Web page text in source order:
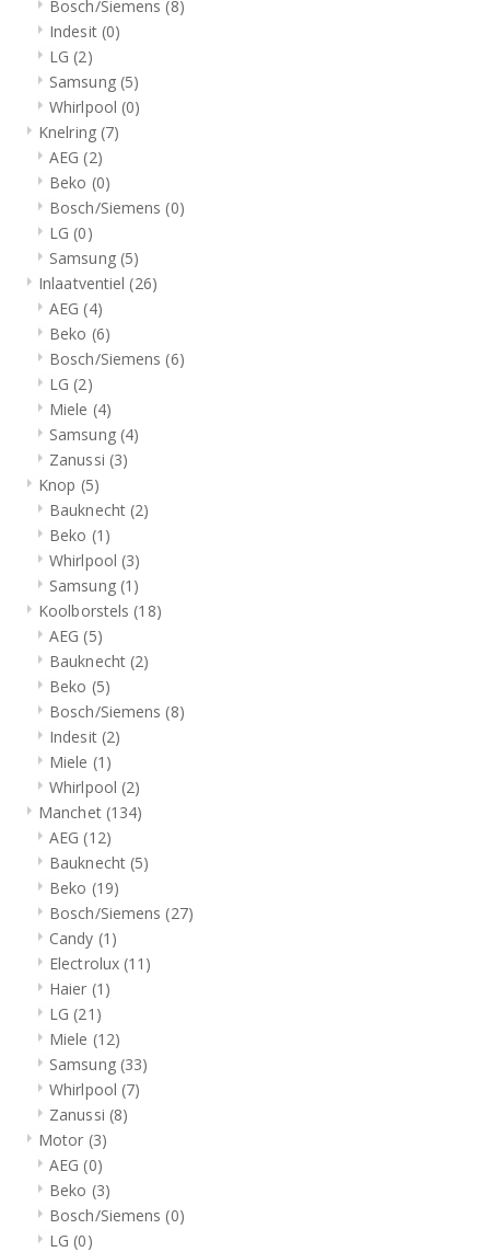
Bosch/Siemens (8)
Indesit (0)
LG (2)
Samsung (5)
Whirlpool (0)
Knelring (7)
AEG (2)
Beko (0)
Bosch/Siemens (0)
LG (0)
Samsung (5)
Inlaatventiel (26)
AEG (4)
Beko (6)
Bosch/Siemens (6)
LG (2)
Miele (4)
Samsung (4)
Zanussi (3)
Knop (5)
Bauknecht (2)
Beko (1)
Whirlpool (3)
Samsung (1)
Koolborstels (18)
AEG (5)
Bauknecht (2)
Beko (5)
Bosch/Siemens (8)
Indesit (2)
Miele (1)
Whirlpool (2)
Manchet (134)
AEG (12)
Bauknecht (5)
Beko (19)
Bosch/Siemens (27)
Candy (1)
Electrolux (11)
Haier (1)
LG (21)
Miele (12)
Samsung (33)
Whirlpool (7)
Zanussi (8)
Motor (3)
AEG (0)
Beko (3)
Bosch/Siemens (0)
LG (0)